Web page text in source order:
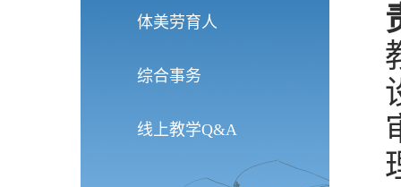
体美劳育人
综合事务
线上教学Q&A